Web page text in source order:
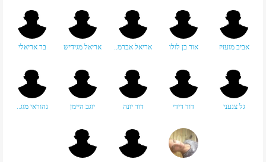
אביב מועזיז אור בן לולו אריאל אברמ.. אריאל מגידיש בר אריאלי
גל צנעני דוד דידי דור יונה יוגב היימן נהוראי מוג..